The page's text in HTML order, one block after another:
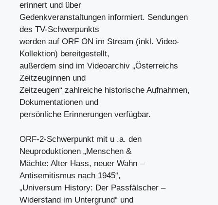
erinnert und über
Gedenkveranstaltungen informiert. Sendungen
des TV-Schwerpunkts
werden auf ORF ON im Stream (inkl. Video-
Kollektion) bereitgestellt,
außerdem sind im Videoarchiv „Österreichs
Zeitzeuginnen und
Zeitzeugen“ zahlreiche historische Aufnahmen,
Dokumentationen und
persönliche Erinnerungen verfügbar.
ORF-2-Schwerpunkt mit u .a. den
Neuproduktionen „Menschen &
Mächte: Alter Hass, neuer Wahn –
Antisemitismus nach 1945“,
„Universum History: Der Passfälscher –
Widerstand im Untergrund“ und